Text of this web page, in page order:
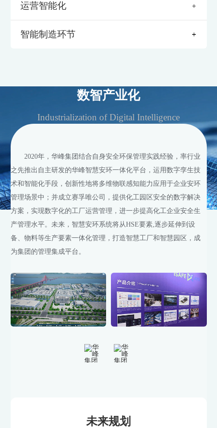
理，从物料数据向业务数据、指标数据、元数据拓展，建
运营智能化
环节，大胆尝试、大力推进AI 在分子发现、合成仿真和性
智能制造环节
数智产业化
Industrialization of Digital Intelligence
2020年，华峰集团结合自身安全环保管理实践经验，率行业
之先推出自主研发的华峰智慧安环一体化平台，运用数字孪生技
术和智能化手段，创新性地将多维物联感知能力应用于企业安环
管理场景中；并成立赛孚唯公司，提供化工园区安全的数字解决
方案，实现数字化的工厂运营管理，进一步提高化工企业安全生
产管理水平。未来，智慧安环系统将从HSE要素,逐步延伸到设
备、物料等生产要素一体化管理，打造智慧工厂和智慧园区，成
为集团的管理集成平台。
未来规划